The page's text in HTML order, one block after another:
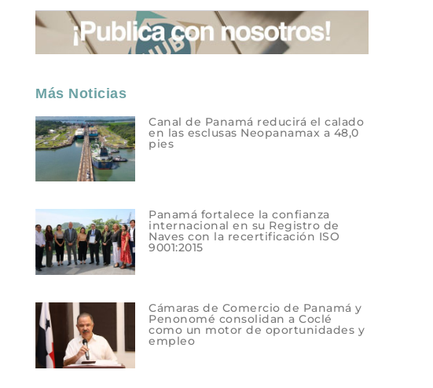
Más Noticias
Canal de Panamá reducirá el calado
en las esclusas Neopanamax a 48,0
pies
Panamá fortalece la confianza
internacional en su Registro de
Naves con la recertificación ISO
9001:2015
Cámaras de Comercio de Panamá y
Penonomé consolidan a Coclé
como un motor de oportunidades y
empleo